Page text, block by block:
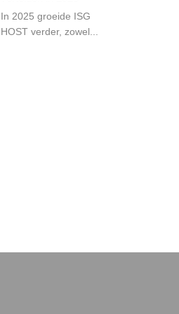
In 2025 groeide ISG
HOST verder, zowel...